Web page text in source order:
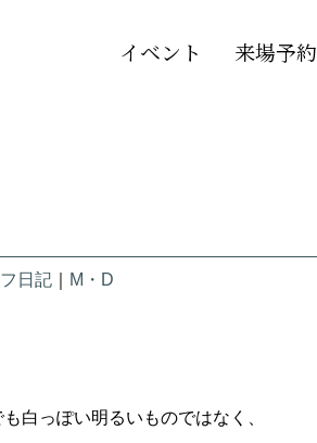
イベント 来場予約
日記 M・D
白っぽい明るいものではなく、